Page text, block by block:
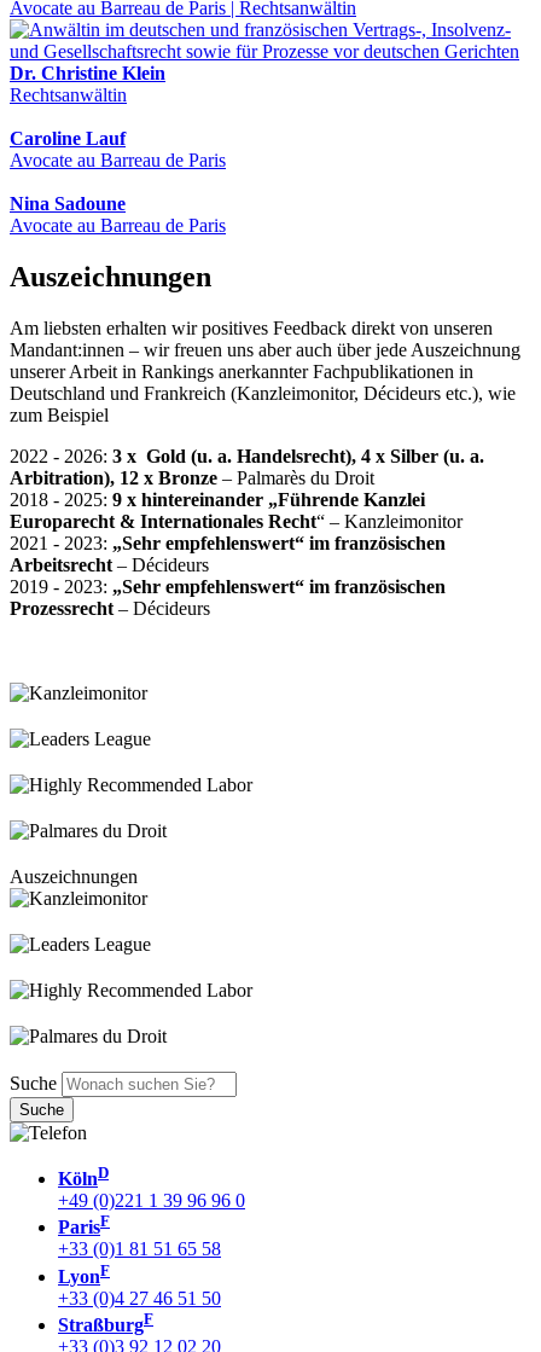
Avocate au Barreau de Paris | Rechtsanwältin
Dr. Christine Klein
Rechtsanwältin
Caroline Lauf
Avocate au Barreau de Paris
Nina Sadoune
Avocate au Barreau de Paris
Auszeichnungen
Am liebsten erhalten wir positives Feedback direkt von unseren
Mandant:innen – wir freuen uns aber auch über jede Auszeichnung
unserer Arbeit in Rankings anerkannter Fachpublikationen in
Deutschland und Frankreich (Kanzleimonitor, Décideurs etc.), wie
zum Beispiel
2022 - 2026: 3 x Gold (u. a. Handelsrecht), 4 x Silber (u. a.
Arbitration), 12 x Bronze – Palmarès du Droit
2018 - 2025: 9 x hintereinander „Führende Kanzlei
Europarecht & Internationales Recht“ – Kanzleimonitor
2021 - 2023: „Sehr empfehlenswert“ im französischen
Arbeitsrecht – Décideurs
2019 - 2023: „Sehr empfehlenswert“ im französischen
Prozessrecht – Décideurs
Auszeichnungen
Suche
KölnD
+49 (0)221 1 39 96 96 0
ParisF
+33 (0)1 81 51 65 58
LyonF
+33 (0)4 27 46 51 50
StraßburgF
+33 (0)3 92 12 02 20